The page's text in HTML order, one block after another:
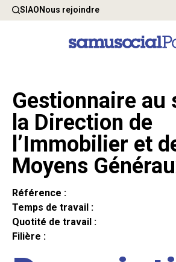
SIAONous rejoindre
Gestionnaire au
la Direction de
l’Immobilier et
Moyens
Référence :
Temps de travail :
Quotité de travail :
Filière :